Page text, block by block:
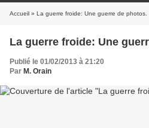
Accueil » La guerre froide: Une guerre de photos.
La guerre froide: Une
Publié le 01/02/2013 à 21:20
Par M. Orain